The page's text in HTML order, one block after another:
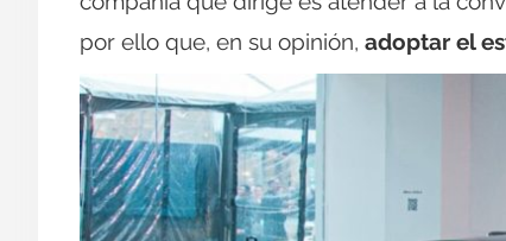
por ello que, en su opinión, adoptar el